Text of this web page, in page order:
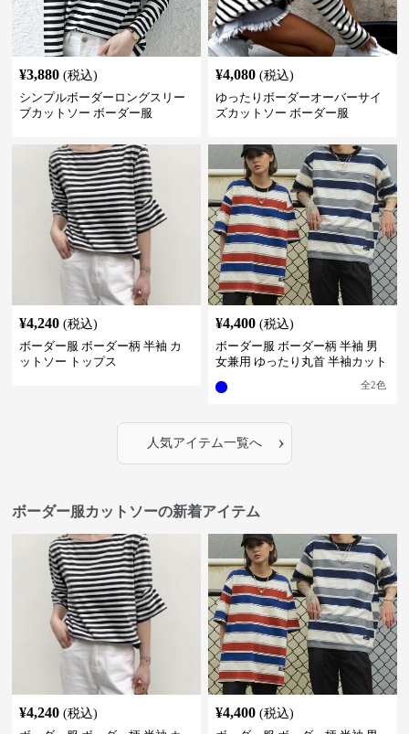
¥3,880 (税込)
シンプルボーダーロングスリー
ブカットソー ボーダー服
¥4,080 (税込)
ゆったりボーダーオーバーサイ
ズカットソー ボーダー服
¥4,240 (税込)
ボーダー服 ボーダー柄 半袖 カ
ットソー トップス
¥4,400 (税込)
ボーダー服 ボーダー柄 半袖 男
女兼用 ゆったり丸首 半袖カット
全2色
人気アイテム一覧へ ›
ボーダー服カットソーの新着アイテム
¥4,240 (税込)
¥4,400 (税込)